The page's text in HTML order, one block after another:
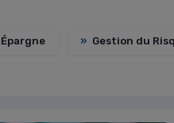
» Gestion du